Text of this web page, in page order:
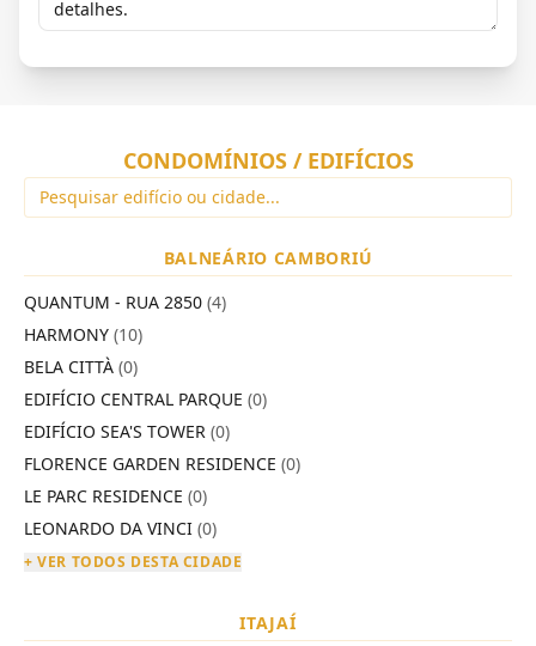
CONDOMÍNIOS / EDIFÍCIOS
BALNEÁRIO CAMBORIÚ
QUANTUM - RUA 2850 (4)
HARMONY (10)
BELA CITTÀ (0)
EDIFÍCIO CENTRAL PARQUE (0)
EDIFÍCIO SEA'S TOWER (0)
FLORENCE GARDEN RESIDENCE (0)
LE PARC RESIDENCE (0)
LEONARDO DA VINCI (0)
+ VER TODOS DESTA CIDADE
ITAJAÍ